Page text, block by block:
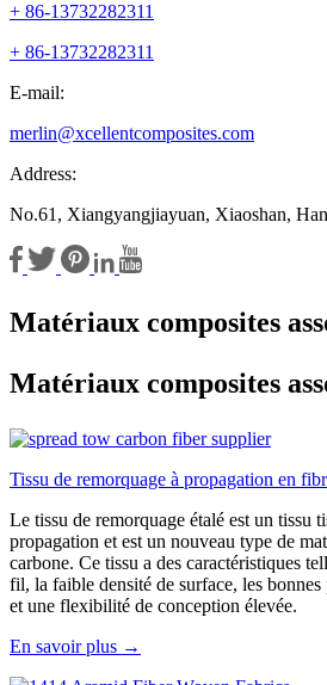
+ 86-13732282311
+ 86-13732282311
E-mail:
merlin@xcellentcomposites.com
Address:
No.61, Xiangyangjiayuan, Xiaoshan,
Matériaux composites
Matériaux composites
Tissu de remorquage à propagation en
Le tissu de remorquage étalé est un tissu
propagation et est un nouveau type de
carbone. Ce tissu a des caractéristiques
fil, la faible densité de surface, les
et une flexibilité de conception élevée.
En savoir plus →